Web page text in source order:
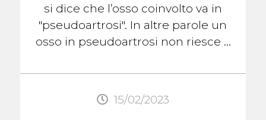
si dice che l’osso coinvolto va in
"pseudoartrosi". In altre parole un
osso in pseudoartrosi non riesce a
...
15/02/2023